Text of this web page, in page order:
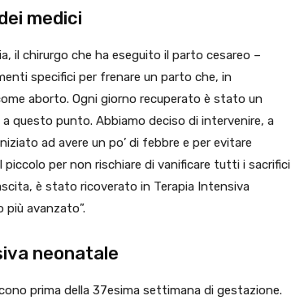
medici
il chirurgo che ha eseguito il parto cesareo –
specifici per frenare un parto che, in
aborto. Ogni giorno recuperato è stato un
questo punto. Abbiamo deciso di intervenire, a
ad avere un po’ di febbre e per evitare
per non rischiare di vanificare tutti i sacrifici
è stato ricoverato in Terapia Intensiva
avanzato”.
neonatale
prima della 37esima settimana di gestazione.